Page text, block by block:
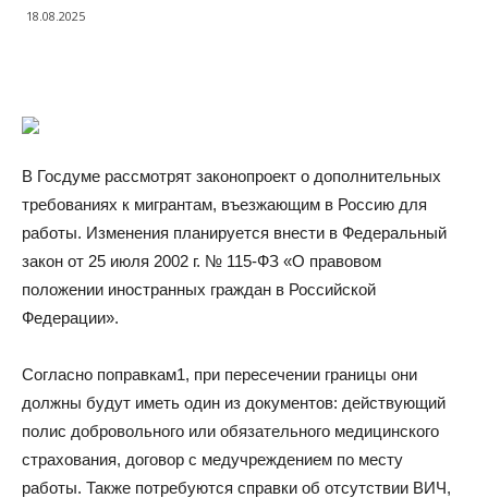
18.08.2025
В Госдуме рассмотрят законопроект о дополнительных
требованиях к мигрантам, въезжающим в Россию для
работы. Изменения планируется внести в Федеральный
закон от 25 июля 2002 г. № 115-ФЗ «О правовом
положении иностранных граждан в Российской
Федерации».
Согласно поправкам1, при пересечении границы они
должны будут иметь один из документов: действующий
полис добровольного или обязательного медицинского
страхования, договор с медучреждением по месту
работы. Также потребуются справки об отсутствии ВИЧ,